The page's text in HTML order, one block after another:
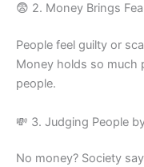
😨 2. Money Brings
People feel guilty or
Money holds so much
people.
💸 3. Judging People
No money? Society